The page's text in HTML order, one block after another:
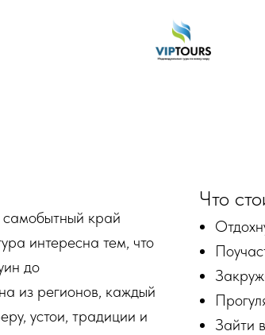
край
интересна тем, что
до
из регионов, каждый
устои, традиции и
Что
Зайти